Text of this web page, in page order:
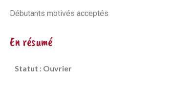
Débutants motivés acceptés
En résumé
Statut : Ouvrier